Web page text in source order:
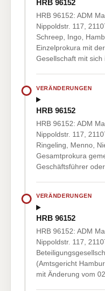
HRB 96152
HRB 96152: ADM
Nippoldstr. 117,
Schreep, Ingo,
Einzelprokura mit
Gesellschaft mit
VERÄNDERUNGEN
HRB 96152
HRB 96152: ADM
Nippoldstr. 117,
Ringeling, Menno,
Gesamtprokura
Geschäftsführer
VERÄNDERUNGEN
HRB 96152
HRB 96152: ADM
Nippoldstr. 117,
(Amtsgericht
mit Änderung vom